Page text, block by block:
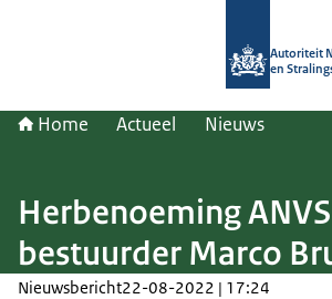
Autoriteit
en
Home Actueel Nieuws
Herbenoeming
bestuurder Marco
Nieuwsbericht22-08-2022 | 17:24